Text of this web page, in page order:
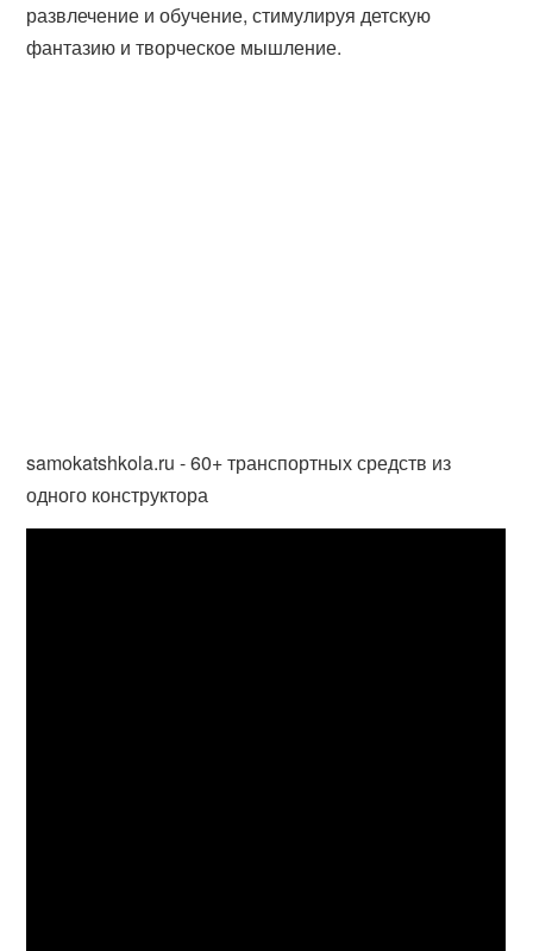
развлечение и обучение, стимулируя детскую
фантазию и творческое мышление.
samokatshkola.ru - 60+ транспортных средств из
одного конструктора